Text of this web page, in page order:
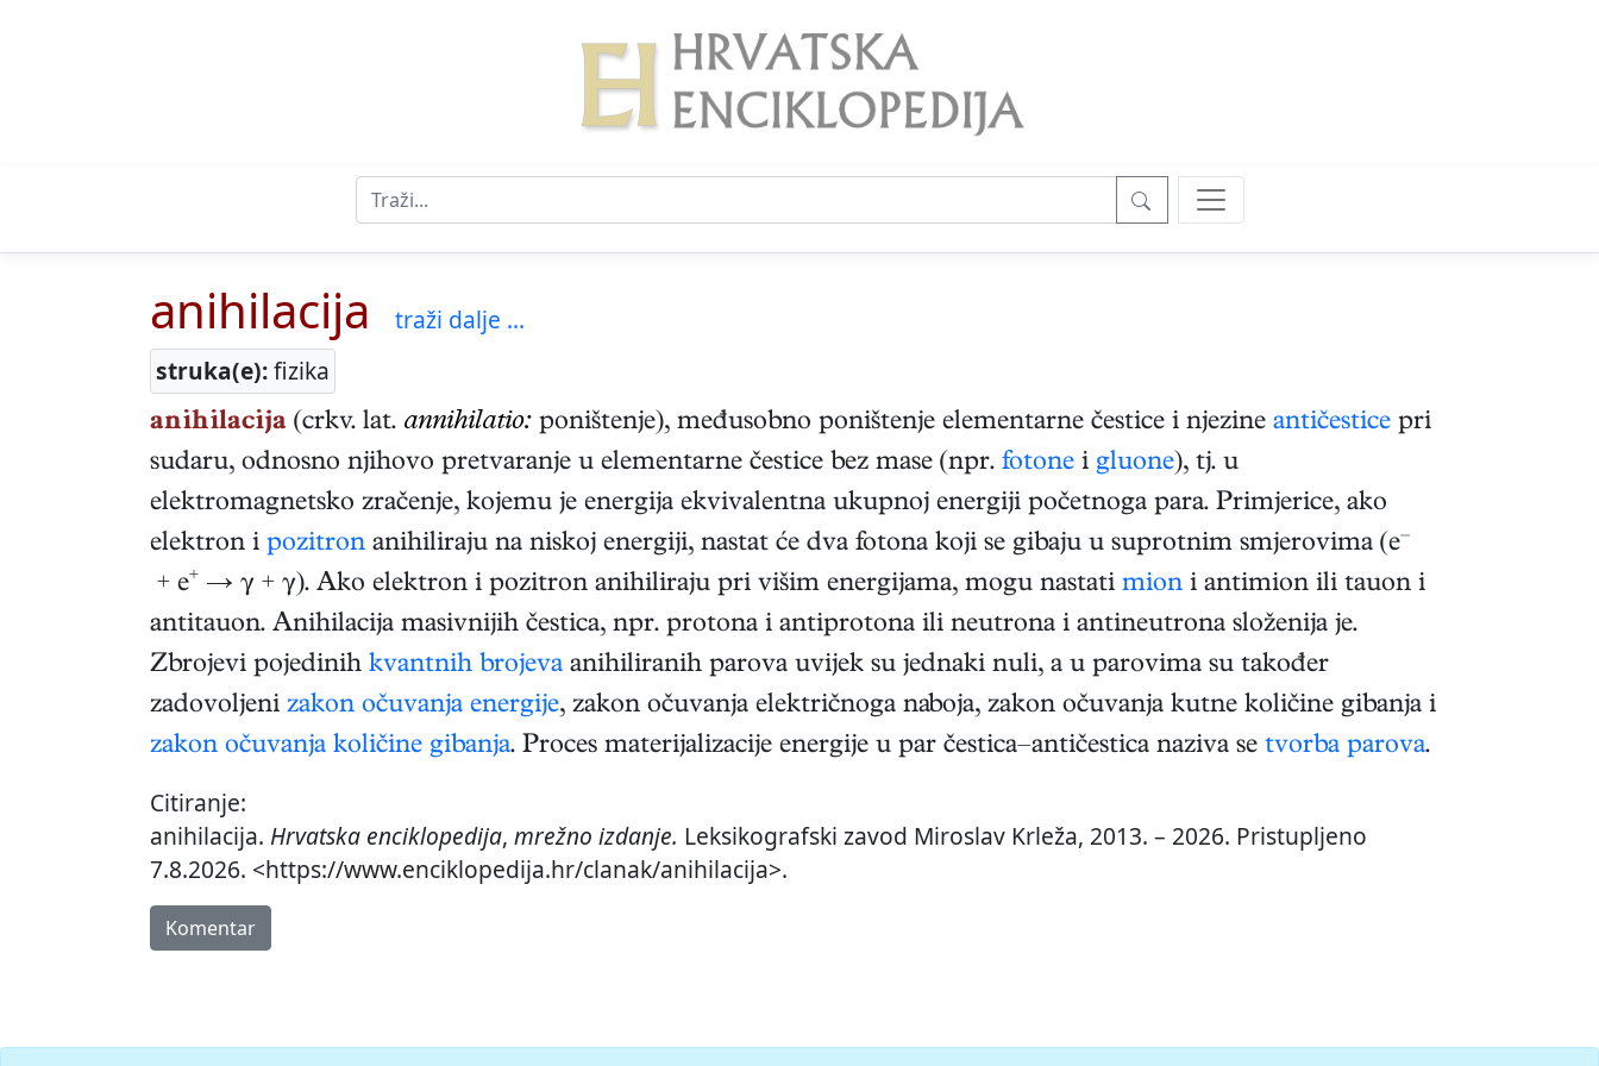
anihilacija
traži dalje ...
struka(e):fizika
anihilacija (crkv. lat. annihilatio: poništenje), međusobno poništenje elementarne čestice i njezine antičestice pri
sudaru, odnosno njihovo pretvaranje u elementarne čestice bez mase (npr. fotone i gluone), tj. u
elektromagnetsko zračenje, kojemu je energija ekvivalentna ukupnoj energiji početnoga para. Primjerice, ako
elektron i pozitron anihiliraju na niskoj energiji, nastat će dva fotona koji se gibaju u suprotnim smjerovima (e–
+ e+ → γ + γ). Ako elektron i pozitron anihiliraju pri višim energijama, mogu nastati mion i antimion ili tauon i
antitauon. Anihilacija masivnijih čestica, npr. protona i antiprotona ili neutrona i antineutrona složenija je.
Zbrojevi pojedinih kvantnih brojeva anihiliranih parova uvijek su jednaki nuli, a u parovima su također
zadovoljeni zakon očuvanja energije, zakon očuvanja električnoga naboja, zakon očuvanja kutne količine gibanja i
zakon očuvanja količine gibanja. Proces materijalizacije energije u par čestica–antičestica naziva se tvorba parova.
Citiranje:
anihilacija. Hrvatska enciklopedija, mrežno izdanje. Leksikografski zavod Miroslav Krleža, 2013. – 2026. Pristupljeno
7.8.2026. <https://www.enciklopedija.hr/clanak/anihilacija>.
Komentar